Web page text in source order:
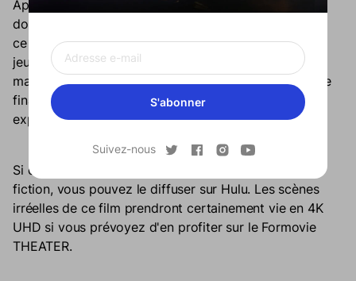
S'abonner
Suivez-nous
Après un terrible accident de voiture, une jeune fille
doit se faire insérer une plaque de métal dans la tête,
ce qui en fait essentiellement une demi-machine. La
jeune fille grandit pour devenir très friande de
machines, en particulier de voitures, et elle développe
finalement un lien très intime avec une voiture, ce qui
explique pourquoi ce film est classé dans l'horreur.
Si cela ressemble à votre type de film de science-
fiction, vous pouvez le diffuser sur Hulu. Les scènes
irréelles de ce film prendront certainement vie en 4K
UHD si vous prévoyez d'en profiter sur le Formovie
THEATER.